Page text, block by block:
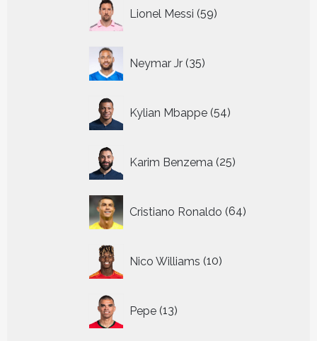
Lionel Messi 59
producten
Neymar Jr 35
producten
Kylian Mbappe 54
producten
Karim Benzema 25
producten
Cristiano Ronaldo 64
producten
Nico Williams 10
producten
Pepe 13
producten